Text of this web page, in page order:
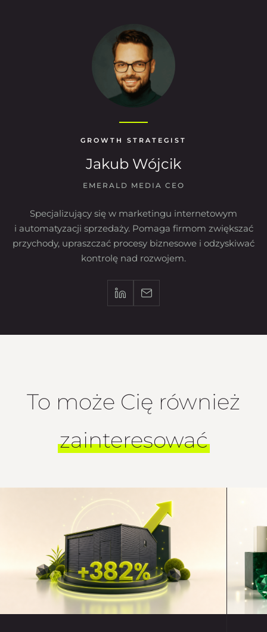
GROWTH STRATEGIST
Jakub Wójcik
EMERALD MEDIA CEO
Specjalizujący się w marketingu internetowym
i automatyzacji sprzedaży. Pomaga firmom zwiększać
przychody, upraszczać procesy biznesowe i odzyskiwać
kontrolę nad rozwojem.
To może Cię również
zainteresować